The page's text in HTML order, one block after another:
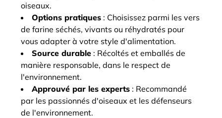
oiseaux.
Options pratiques : Choisissez parmi les vers
de farine séchés, vivants ou réhydratés pour
vous adapter à votre style d'alimentation.
Source durable : Récoltés et emballés de
manière responsable, dans le respect de
l'environnement.
Approuvé par les experts : Recommandé
par les passionnés d'oiseaux et les défenseurs
de l'environnement.